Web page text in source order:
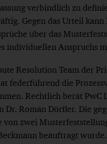
verbindlich zu
Gegen das Urteil
über das
individuellen Anspruchs
Resolution Team der
federführend die
Rechtlich berät PwC
Dr. Roman Dörfler. Die
von zwei
beauftragt